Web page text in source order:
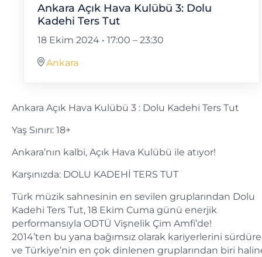
Ankara Açık Hava Kulübü 3: Dolu
Kadehi Ters Tut
18 Ekim 2024 • 17:00 – 23:30
Ankara
Ankara Açık Hava Kulübü 3 : Dolu Kadehi Ters Tut
Yaş Sınırı: 18+
Ankara’nın kalbi, Açık Hava Kulübü ile atıyor!
Karşınızda: DOLU KADEHİ TERS TUT
Türk müzik sahnesinin en sevilen gruplarından Dolu
Kadehi Ters Tut, 18 Ekim Cuma günü enerjik
performansıyla ODTÜ Vişnelik Çim Amfi’de!
2014’ten bu yana bağımsız olarak kariyerlerini
ve Türkiye’nin en çok dinlenen gruplarından biri